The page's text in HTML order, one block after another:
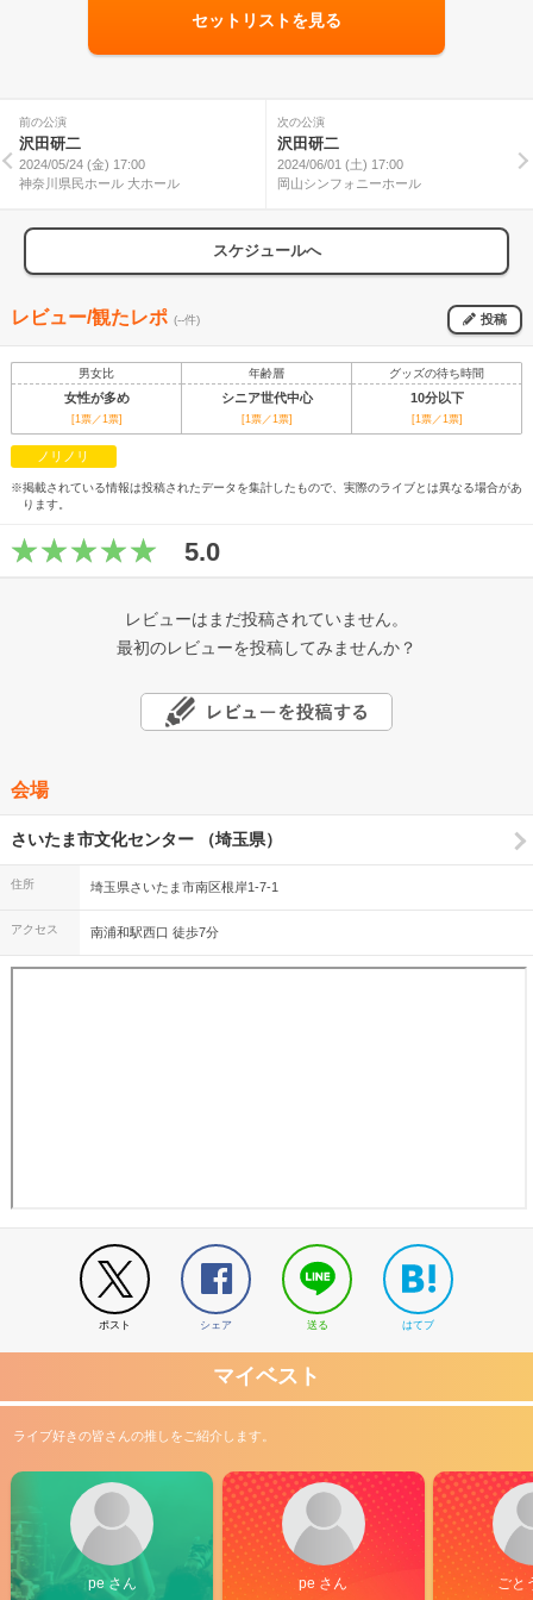
セットリストを見る
前の公演
沢田研二
2024/05/24 (金) 17:00
神奈川県民ホール 大ホール
次の公演
沢田研二
2024/06/01 (土) 17:00
岡山シンフォニーホール
スケジュールへ
レビュー/観たレポ (--件) 投稿
男女比 年齢層 グッズの待ち時間
女性が多め シニア世代中心 10分以下
[1票／1票] [1票／1票] [1票／1票]
ノリノリ
※掲載されている情報は投稿されたデータを集計したもので、実際のライブとは異なる場合があ
ります。
5.0
レビューはまだ投稿されていません。
最初のレビューを投稿してみませんか？
会場
さいたま市文化センター （埼玉県）
住所 埼玉県さいたま市南区根岸1-7-1
アクセス 南浦和駅西口 徒歩7分
ポスト シェア 送る はてブ
マイベスト
ライブ好きの皆さんの推しをご紹介します。
pe さん pe さん ごと